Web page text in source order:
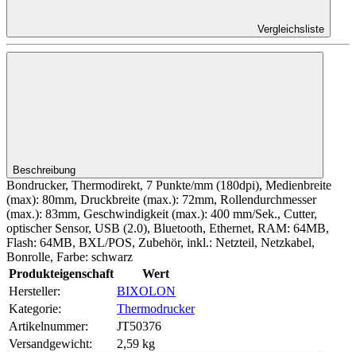
Vergleichsliste
Beschreibung
Bondrucker, Thermodirekt, 7 Punkte/mm (180dpi), Medienbreite
(max): 80mm, Druckbreite (max.): 72mm, Rollendurchmesser
(max.): 83mm, Geschwindigkeit (max.): 400 mm/Sek., Cutter,
optischer Sensor, USB (2.0), Bluetooth, Ethernet, RAM: 64MB,
Flash: 64MB, BXL/POS, Zubehör, inkl.: Netzteil, Netzkabel,
Bonrolle, Farbe: schwarz
Produkteigenschaft
Wert
Hersteller:
BIXOLON
Kategorie:
Thermodrucker
Artikelnummer:
JT50376
Versandgewicht‍:
2,59 kg